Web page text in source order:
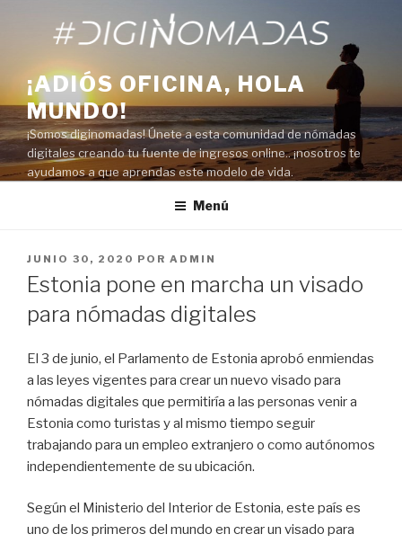
¡ADIÓS OFICINA, HOLA
MUNDO!
¡Somos diginomadas! Únete a esta comunidad de nómadas
digitales creando tu fuente de ingresos online.. ¡nosotros te
ayudamos a que aprendas este modelo de vida.
Menú
PUBLICADO
EL
JUNIO 30, 2020 POR ADMIN
Estonia pone en marcha un visado
para nómadas digitales
El 3 de junio, el Parlamento de Estonia aprobó enmiendas
a las leyes vigentes para crear un nuevo visado para
nómadas digitales que permitiría a las personas venir a
Estonia como turistas y al mismo tiempo seguir
trabajando para un empleo extranjero o como autónomos
independientemente de su ubicación.
Según el Ministerio del Interior de Estonia, este país es
uno de los primeros del mundo en crear un visado para